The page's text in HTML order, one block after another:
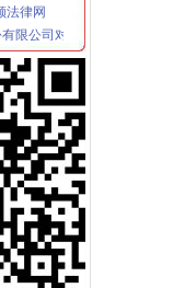
限公司对外投资暨关联交易公
度第三次临时股东大会会议资
监理有限责任公司重庆分公司
理公司】-广州58同城
引资项目策划咨询报告-中商
,国际机票预订,美亚价机票预
年度日常关联交易预计公告
到渝中区物流搬家-产品展示-
产经销商_销售电话：
狐网
庆百货大楼股份有限公司关于
泽尔-重庆市渝中区长江制冷